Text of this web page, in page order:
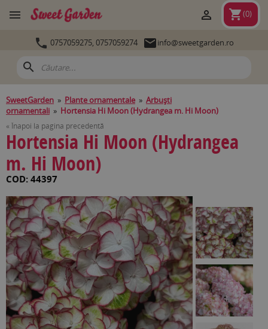
 shopping_cart(0)

 0757059275, 0757059274 info@sweetgarden.ro
search
SweetGarden » Plante ornamentale » Arbuşti
ornamentali » Hortensia Hi Moon (Hydrangea m. Hi Moon)
« Înapoi la pagina precedentă
Hortensia Hi Moon (Hydrangea
m. Hi Moon)
COD: 44397